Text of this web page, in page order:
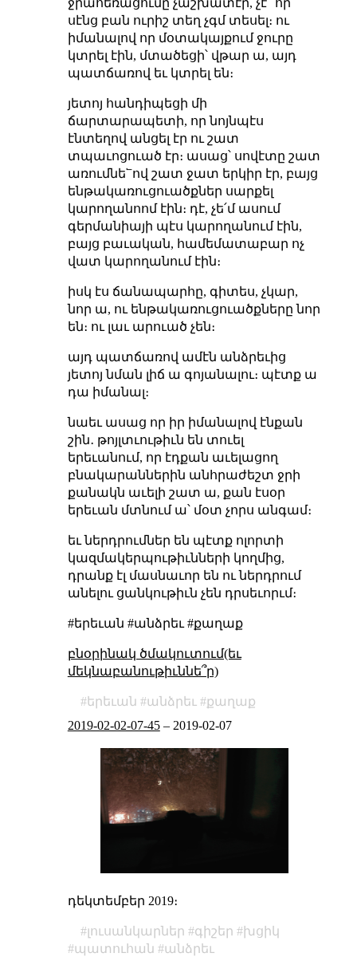
սէնց բան ուրիշ տեղ չգմ տեսել։ ու
իմանալով որ մօտակայքում ջուրը
կտրել էին, մտածեցի՝ վթար ա, այդ
պատճառով եւ կտրել են։
յետոյ հանդիպեցի մի
ճարտարապետի, որ նոյնպէս
էնտեղով անցել էր ու շատ
տպաւոցուած էր։ ասաց՝ սովէտը շատ
առումնե՟ով շատ ջատ երկիր էր, բայց
ենթակառուցուածքներ սարքել
կարողանոոմ էին։ դէ, չե՛մ ասում
գերմանիայի պէս կարողանում էին,
բայց բաւական, համեմատաբար ոչ
վատ կարողանում էին։
իսկ էս ճանապարհը, գիտես, չկար,
նոր ա, ու ենթակառուցուածքները նոր
են։ ու լաւ արուած չեն։
այդ պատճառով ամէն անձրեւից
յետոյ նման լիճ ա գոյանալու։ պէտք ա
դա իմանալ։
նաեւ ասաց որ իր իմանալով էնքան
շին․ թոյլտւութիւն են տուել
երեւանում, որ էդքան աւելացող
բնակարաններին անհրաժեշտ ջրի
քանակն աւելի շատ ա, քան էսօր
երեւան մտնում ա՝ մօտ չորս անգամ։
եւ ներդրումներ են պէտք ոլորտի
կազմակերպութիւնների կողմից,
դրանք էլ մասնաւոր են ու ներդրում
անելու ցանկութիւն չեն դրսեւորւմ։
#երեւան #անձրեւ #քաղաք
բնօրինակ ծմակուտում(եւ
մեկնաբանութիւննե՞ր)
երեւան անձրեւ
քաղաք
2019-02-02-07-45– 2019-02-07
դեկտեմբեր 2019։
լուսանկարներ գիշեր
խցիկ
պատուհան
անձրեւ